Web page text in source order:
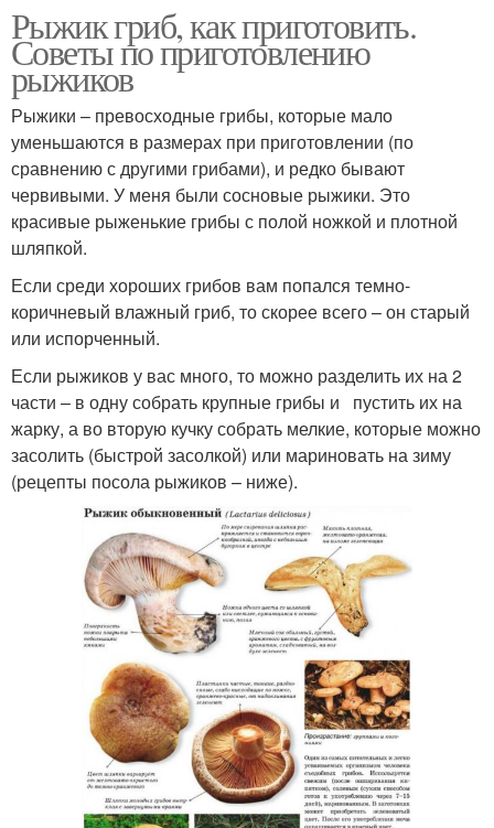
Рыжик гриб, как приготовить.
Советы по приготовлению
рыжиков
Рыжики – превосходные грибы, которые мало
уменьшаются в размерах при приготовлении (по
сравнению с другими грибами), и редко бывают
червивыми. У меня были сосновые рыжики. Это
красивые рыженькие грибы с полой ножкой и плотной
шляпкой.
Если среди хороших грибов вам попался темно-
коричневый влажный гриб, то скорее всего – он старый
или испорченный.
Если рыжиков у вас много, то можно разделить их на 2
части – в одну собрать крупные грибы и пустить их на
жарку, а во вторую кучку собрать мелкие, которые можно
засолить (быстрой засолкой) или мариновать на зиму
(рецепты посола рыжиков – ниже).